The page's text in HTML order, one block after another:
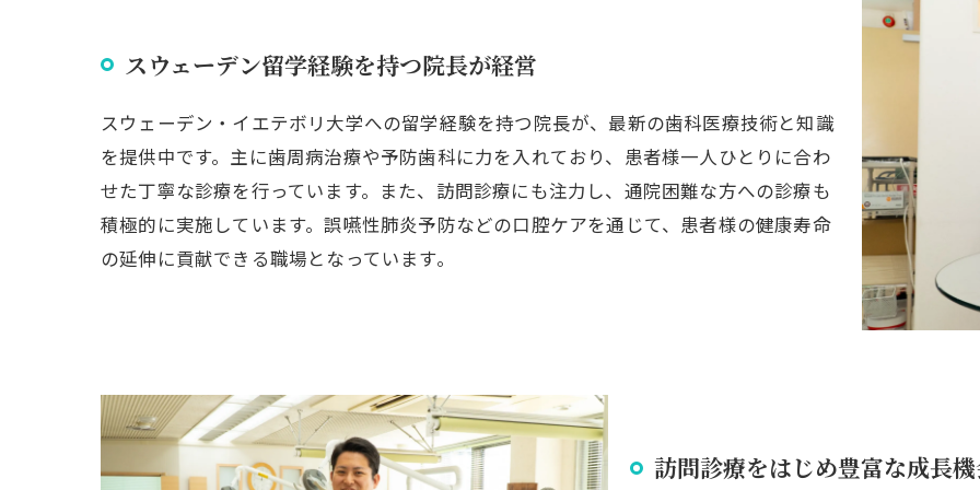
スウェーデン留学経験を持つ院長が経営
スウェーデン・イエテボリ大学への留学経験を持つ院長が、最新の歯科医療技術と知識
を提供中です。主に歯周病治療や予防歯科に力を入れており、患者様一人ひとりに合わ
せた丁寧な診療を行っています。また、訪問診療にも注力し、通院困難な方への診療も
積極的に実施しています。誤嚥性肺炎予防などの口腔ケアを通じて、患者様の健康寿命
の延伸に貢献できる職場となっています。
訪問診療をはじめ豊富な成長